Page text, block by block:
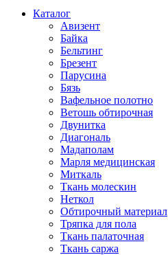
Каталог
Авизент
Байка
Бельтинг
Брезент
Парусина
Бязь
Вафельное полотно
Ветошь обтирочная
Двунитка
Диагональ
Мадаполам
Марля медицинская
Миткаль
Ткань молескин
Неткол
Обтирочный материал
Тряпка для пола
Ткань палаточная
Ткань саржа